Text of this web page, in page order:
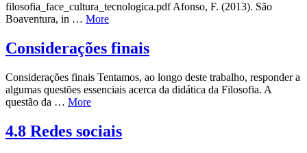
filosofia_face_cultura_tecnologica.pdf Afonso, F. (2013). São
Boaventura, in … More
Considerações finais
Considerações finais Tentamos, ao longo deste trabalho, responder a
algumas questões essenciais acerca da didática da Filosofia. A
questão da … More
4.8 Redes sociais